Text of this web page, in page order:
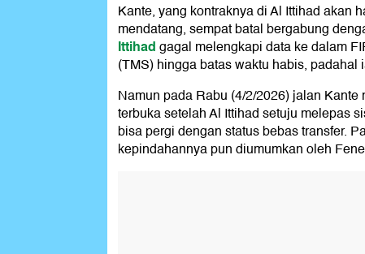
Kante, yang kontraknya di Al Ittihad akan
mendatang, sempat batal bergabung
Ittihadgagal melengkapi data ke dalam
(TMS) hingga batas waktu habis, padahal
Namun pada Rabu (4/2/2026) jalan
terbuka setelah Al Ittihad setuju melepas
bisa pergi dengan status bebas transfer.
kepindahannya pun diumumkan oleh